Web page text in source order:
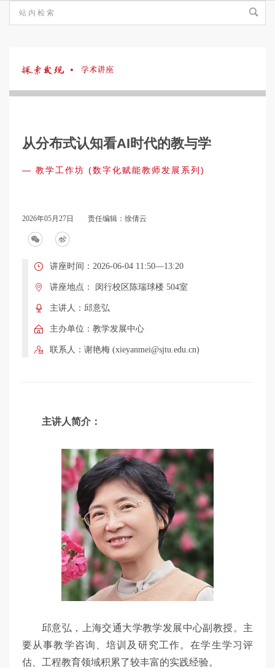
探
发
学
术
从分布式认知看AI时代的教与学
— 教学工作坊 (数字化赋能教师发展系列)
2026年05月27日 责任编辑：徐倩云
讲座时间：2026-06-04 11:50—13:20
讲座地点： 闵行校区陈瑞球楼 504室
主讲人：邱意弘
主办单位：教学发展中心
联系人：谢艳梅 (xieyanmei@sjtu.edu.cn)
主讲人简介：
邱意弘，上海交通大学教学发展中心副教授。主
要从事教学咨询、培训及研究工作。在学生学习评
估、工程教育领域积累了较丰富的实践经验。